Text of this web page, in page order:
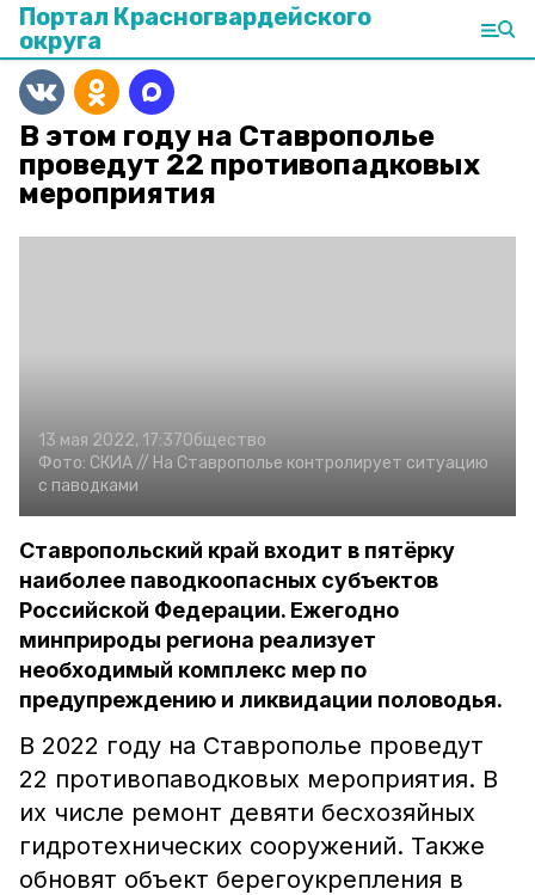
Портал Красногвардейского
округа
В этом году на Ставрополье
проведут 22 противопадковых
мероприятия
13 мая 2022, 17:37Общество
Фото: СКИА // На Ставрополье контролирует ситуацию
с паводками
Ставропольский край входит в пятёрку
наиболее паводкоопасных субъектов
Российской Федерации. Ежегодно
минприроды региона реализует
необходимый комплекс мер по
предупреждению и ликвидации половодья.
В 2022 году на Ставрополье проведут
22 противопаводковых мероприятия. В
их числе ремонт девяти бесхозяйных
гидротехнических сооружений. Также
обновят объект берегоукрепления в